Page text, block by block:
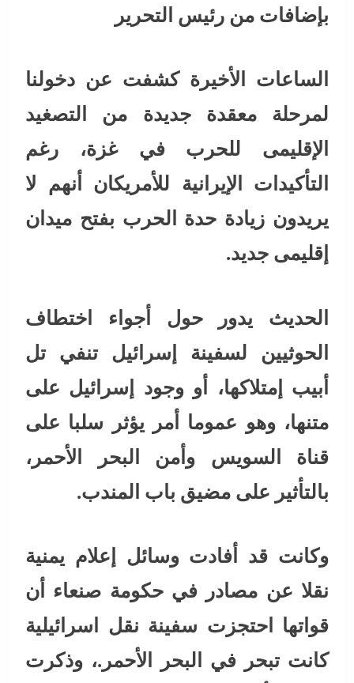
بإضافات من رئيس التحرير
الساعات الأخيرة كشفت عن دخولنا
لمرحلة معقدة جديدة من التصغيد
الإقليمى للحرب في غزة، رغم
التأكيدات الإيرانية للأمريكان أنهم لا
يريدون زيادة حدة الحرب بفتح ميدان
إقليمى جديد.
الحديث يدور حول أجواء اختطاف
الحوثيين لسفينة إسرائيل تنفي تل
أبيب إمتلاكها، أو وجود إسرائيل على
متنها، وهو عموما أمر يؤثر سلبا على
قناة السويس وأمن البحر الأحمر،
بالتأثير على مضيق باب المندب.
وكانت قد أفادت وسائل إعلام يمنية
نقلا عن مصادر في حكومة صنعاء أن
قواتها احتجزت سفينة نقل اسرائيلية
كانت تبحر في البحر الأحمر.، وذكرت